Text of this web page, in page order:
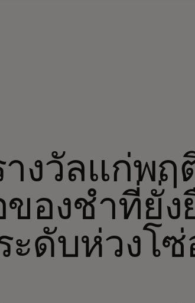
างวัลแก่พฤ
ของชำที่ยั่
ะดับห่วงโซ่